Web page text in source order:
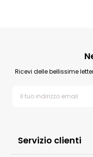
Servizio clienti
Ricevi delle bellissime